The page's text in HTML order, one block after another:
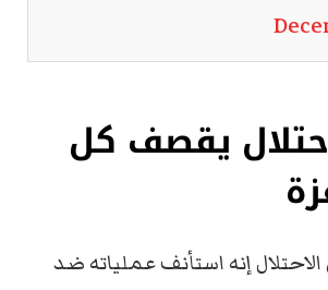
يقصف كل
إنه استأنف عملياته ضد